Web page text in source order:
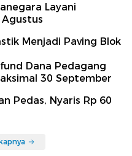
Layani
Menjadi Paving Blok
Dana Pedagang
30 September
Pedas, Nyaris Rp 60